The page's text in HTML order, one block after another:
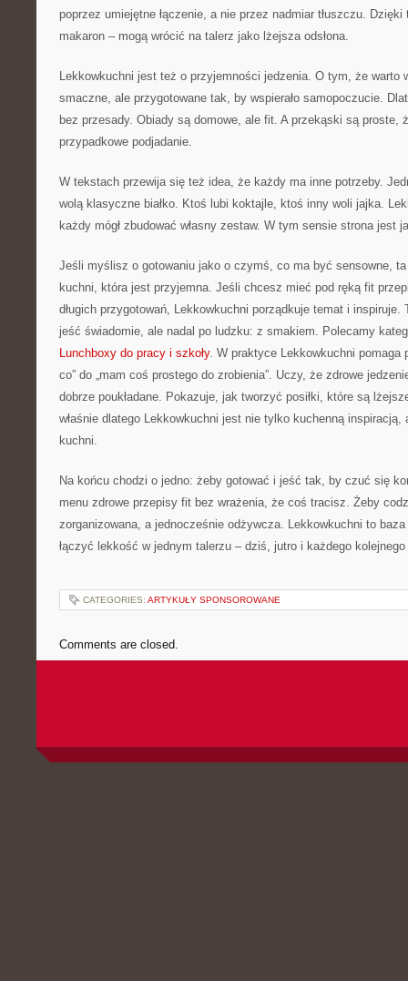
poprzez umiejętne łączenie, a nie przez nadmiar tłuszczu.
makaron – mogą wrócić na talerz jako lżejsza odsłona.
Lekkowkuchni jest też o przyjemności jedzenia. O tym, że warto
smaczne, ale przygotowane tak, by wspierało samopoczucie.
bez przesady. Obiady są domowe, ale fit. A przekąski są proste,
przypadkowe podjadanie.
W tekstach przewija się też idea, że każdy ma inne potrzeby.
wolą klasyczne białko. Ktoś lubi koktajle, ktoś inny woli jajka.
każdy mógł zbudować własny zestaw. W tym sensie strona jest
Jeśli myślisz o gotowaniu jako o czymś, co ma być sensowne,
kuchni, która jest przyjemna. Jeśli chcesz mieć pod ręką fit
długich przygotowań, Lekkowkuchni porządkuje temat i inspiruje.
jeść świadomie, ale nadal po ludzku: z smakiem. Polecamy
Lunchboxy do pracy i szkoły. W praktyce Lekkowkuchni pomaga
co” do „mam coś prostego do zrobienia”. Uczy, że zdrowe
dobrze poukładane. Pokazuje, jak tworzyć posiłki, które są
właśnie dlatego Lekkowkuchni jest nie tylko kuchenną
kuchni.
Na końcu chodzi o jedno: żeby gotować i jeść tak, by czuć się
menu zdrowe przepisy fit bez wrażenia, że coś tracisz. Żeby
zorganizowana, a jednocześnie odżywcza. Lekkowkuchni to
łączyć lekkość w jednym talerzu – dziś, jutro i każdego kolejnego
CATEGORIES: ARTYKUŁY SPONSOROWANE
Comments are closed.